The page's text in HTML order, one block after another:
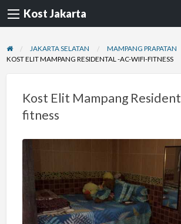
Kost Jakarta
JAKARTA SELATAN
MAMPANG PRAPATAN
KOST ELIT MAMPANG RESIDENTAL -AC-WIFI-FITNESS
Kost Elit Mampang
fitness